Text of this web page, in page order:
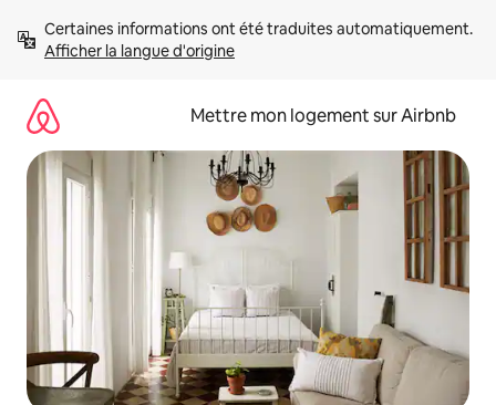
directement
Afficher la langue d'origine
Mettre mon logement sur Airbnb